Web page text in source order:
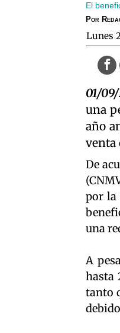
El
Por
lunes
01/
una
año
venta
De
por la
una
A
hasta
tanto